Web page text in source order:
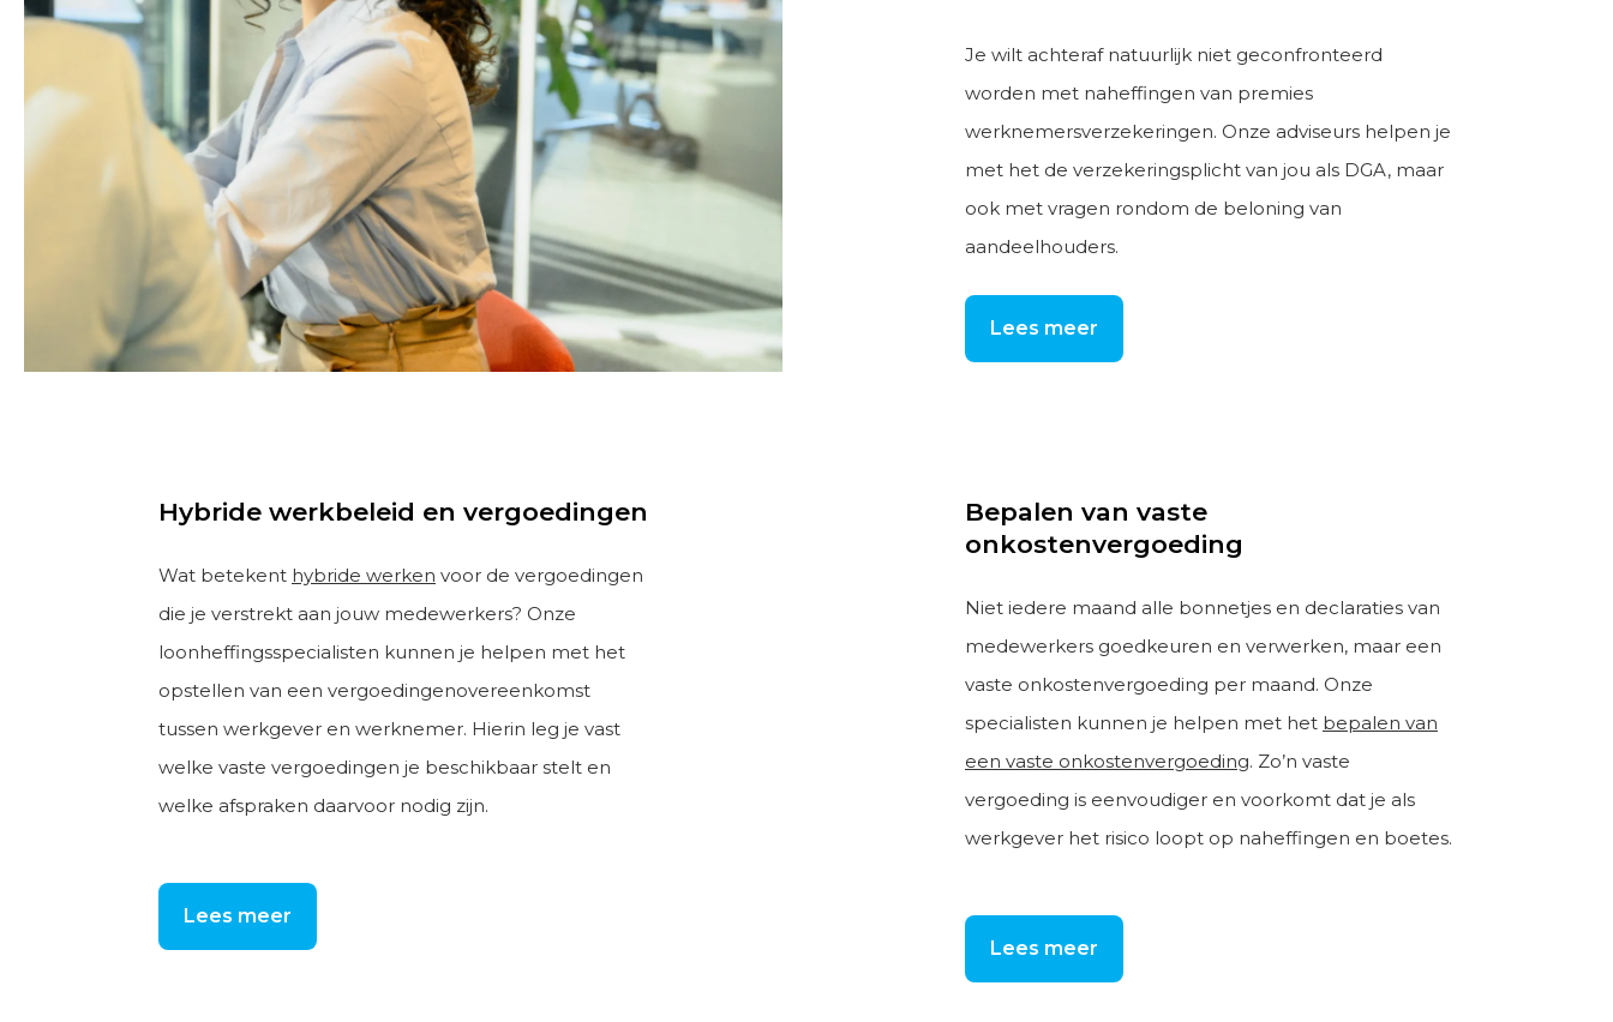
Je wilt achteraf natuurlijk niet geconfronteerd
worden met naheffingen van premies
werknemersverzekeringen. Onze adviseurs helpen je
met het de verzekeringsplicht van jou als DGA, maar
ook met vragen rondom de beloning van
aandeelhouders.
Lees meer
Hybride werkbeleid en vergoedingen
Wat betekent hybride werken voor de vergoedingen
die je verstrekt aan jouw medewerkers? Onze
loonheffingsspecialisten kunnen je helpen met het
opstellen van een vergoedingenovereenkomst
tussen werkgever en werknemer. Hierin leg je vast
welke vaste vergoedingen je beschikbaar stelt en
welke afspraken daarvoor nodig zijn.
Lees meer
Bepalen van vaste
onkostenvergoeding
Niet iedere maand alle bonnetjes en declaraties van
medewerkers goedkeuren en verwerken, maar een
vaste onkostenvergoeding per maand. Onze
specialisten kunnen je helpen met het bepalen van
een vaste onkostenvergoeding. Zo’n vaste
vergoeding is eenvoudiger en voorkomt dat je als
werkgever het risico loopt op naheffingen en boetes.
Lees meer